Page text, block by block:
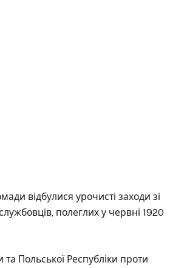
відбулися урочисті заходи зі
полеглих у червні 1920
Польської Республіки проти